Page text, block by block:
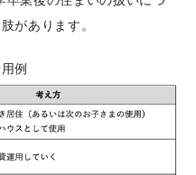
があります。
例